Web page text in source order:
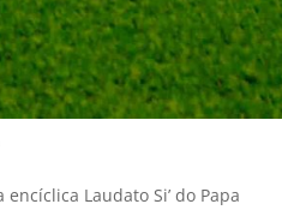
Laudato Si’ do Papa